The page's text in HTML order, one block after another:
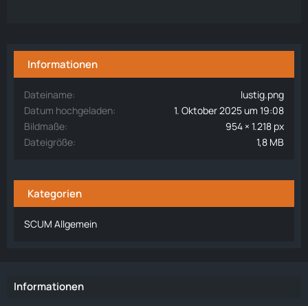
Informationen
Dateiname
lustig.png
Datum hochgeladen
1. Oktober 2025 um 19:08
Bildmaße
954 × 1.218 px
Dateigröße
1,8 MB
Kategorien
SCUM Allgemein
Informationen